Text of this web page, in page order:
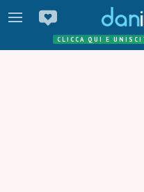
CLICCA QUI E